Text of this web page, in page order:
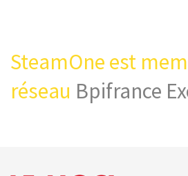
SteamOne est
réseau Bpifrance